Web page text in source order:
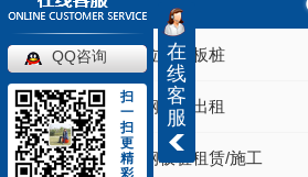
四川拉森钢板桩
四川钢板桩出租
四川钢板桩租赁/施工
在
线
客
服
QQ咨询
扫
一
扫
更
精
彩